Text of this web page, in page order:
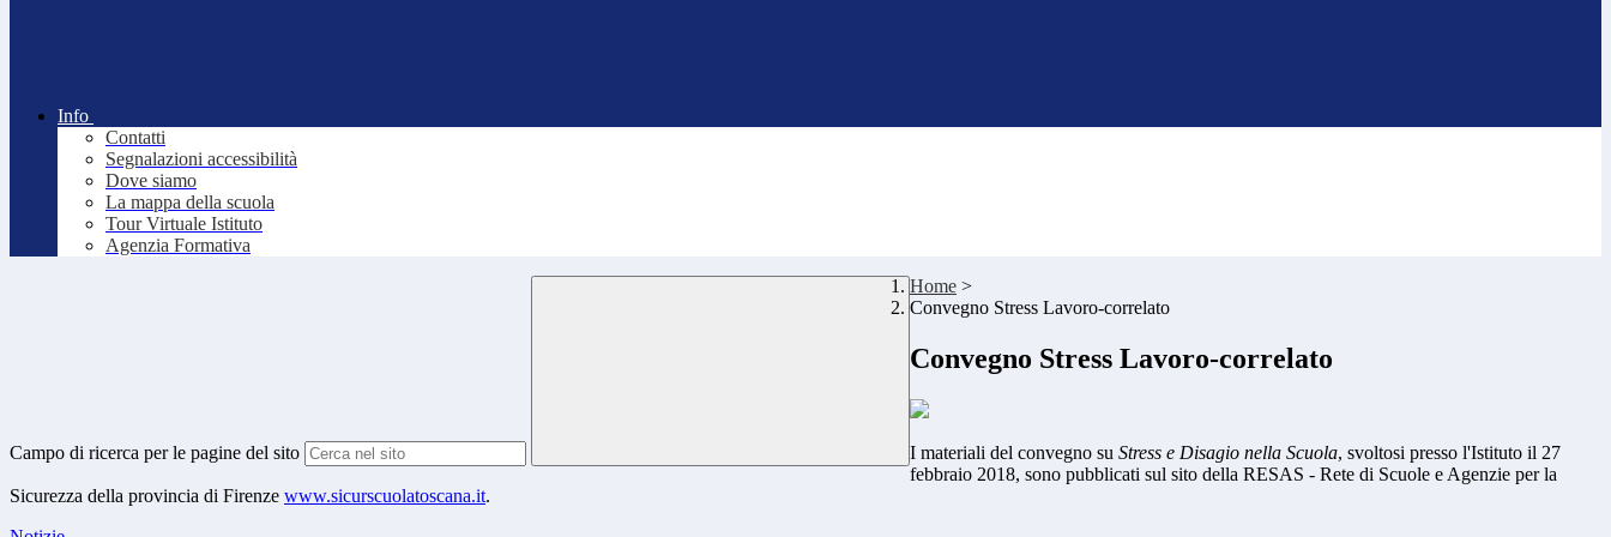
Info
Contatti
Segnalazioni accessibilità
Dove siamo
La mappa della scuola
Tour Virtuale Istituto
Agenzia Formativa
Campo di ricerca per le pagine del sito
Home >
Convegno Stress Lavoro-correlato
Convegno Stress Lavoro-correlato
I materiali del convegno su Stress e Disagio nella Scuola, svoltosi presso l'Istituto il 27
febbraio 2018, sono pubblicati sul sito della RESAS - Rete di Scuole e Agenzie per la
Sicurezza della provincia di Firenze www.sicurscuolatoscana.it.